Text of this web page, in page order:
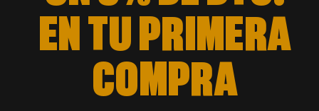
EN TU PRIMERA
COMPRA